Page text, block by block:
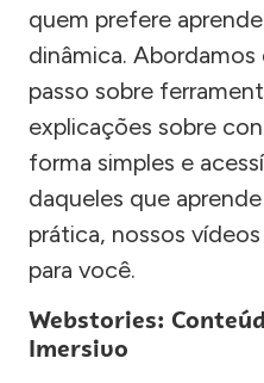
quem prefere
dinâmica.
passo sobre
explicações sobre
forma simples e
daqueles que
prática, nossos
para você.
Webstories:
Imersivo